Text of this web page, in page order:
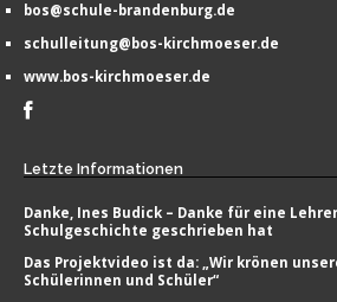
bos@schule-brandenburg.de
schulleitung@bos-kirchmoeser.de
www.bos-kirchmoeser.de
Letzte Informationen
Danke, Ines Budick – Danke für eine
Schulgeschichte geschrieben hat
Das Projektvideo ist da: „Wir krönen
Schülerinnen und Schüler“